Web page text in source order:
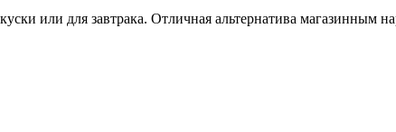
или для завтрака. Отличная альтернатива магазинным